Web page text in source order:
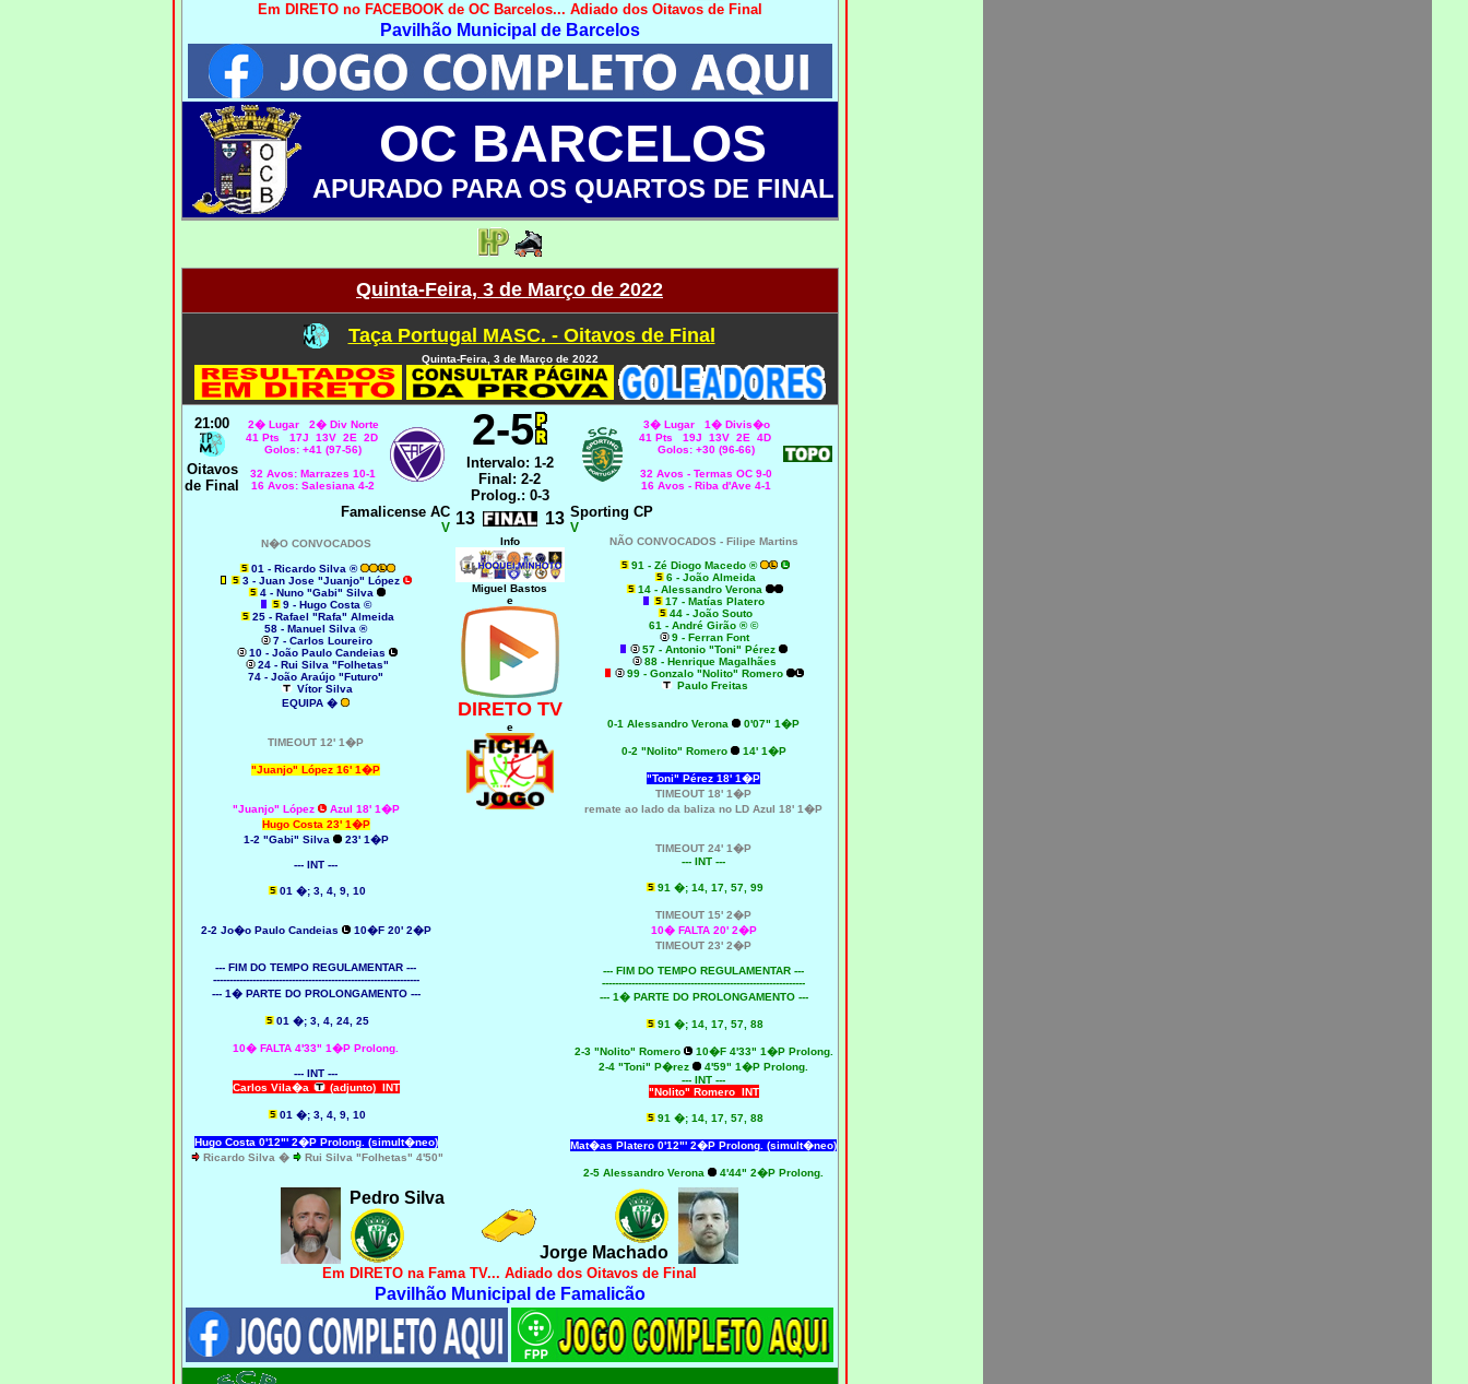
Em DIRETO no FACEBOOK de OC Barcelos... Adiado dos Oitavos de Final
Pavilhão Municipal de Barcelos
OC BARCELOS
APURADO PARA OS QUARTOS DE FINAL
Quinta-Feira, 3 de Março de 2022
Taça Portugal MASC. - Oitavos de Final
Quinta-Feira, 3 de Março de 2022
21:00
Oitavos
de Final
2� Lugar 2� Div Norte
41 Pts 17J 13V 2E 2D
Golos: +41 (97-56)
32 Avos: Marrazes 10-1
16 Avos: Salesiana 4-2
2-5
Intervalo: 1-2
Final: 2-2
Prolog.: 0-3
3� Lugar 1� Divis�o
41 Pts 19J 13V 2E 4D
Golos: +30 (96-66)
32 Avos - Termas OC 9-0
16 Avos - Riba d'Ave 4-1
Famalicense AC
V 13 13 Sporting CP
V
N�O CONVOCADOS
01 - Ricardo Silva ®
3 - Juan Jose "Juanjo" López
4 - Nuno "Gabi" Silva
9 - Hugo Costa ©
25 - Rafael "Rafa" Almeida
58 - Manuel Silva ®
7 - Carlos Loureiro
10 - João Paulo Candeias
24 - Rui Silva "Folhetas"
74 - João Araújo "Futuro"
Vítor Silva
EQUIPA �
TIMEOUT 12' 1�P
"Juanjo" López 16' 1�P
"Juanjo" López
Azul 18' 1�P
Hugo Costa 23' 1�P
1-2 "Gabi" Silva 23' 1�P
--- INT ---
01 �; 3, 4, 9, 10
2-2 Jo�o Paulo Candeias 10�F 20' 2�P
--- FIM DO TEMPO REGULAMENTAR ---
---------------------------------------------------------------
--- 1� PARTE DO PROLONGAMENTO ---
01 �; 3, 4, 24, 25
10� FALTA 4'33" 1�P Prolong.
--- INT ---
Carlos Vila�a
(adjunto) INT
01 �; 3, 4, 9, 10
Hugo Costa 0'12"' 2�P Prolong. (simult�neo)
Ricardo Silva �
Rui Silva "Folhetas" 4'50"
Info
Miguel Bastos
e
DIRETO TV
e
NÃO CONVOCADOS - Filipe Martins
91 - Zé Diogo Macedo ®
6 - João Almeida
14 - Alessandro Verona
17 - Matías Platero
44 - João Souto
61 - André Girão ® ©
9 - Ferran Font
57 - Antonio "Toni" Pérez
88 - Henrique Magalhães
99 - Gonzalo "Nolito" Romero
Paulo Freitas
0-1 Alessandro Verona 0'07" 1�P
0-2 "Nolito" Romero 14' 1�P
"Toni" Pérez 18' 1�P
TIMEOUT 18' 1�P
remate ao lado da baliza no LD Azul 18' 1�P
TIMEOUT 24' 1�P
--- INT ---
91 �; 14, 17, 57, 99
TIMEOUT 15' 2�P
10� FALTA 20' 2�P
TIMEOUT 23' 2�P
--- FIM DO TEMPO REGULAMENTAR ---
--------------------------------------------------------------
--- 1� PARTE DO PROLONGAMENTO ---
91 �; 14, 17, 57, 88
2-3 "Nolito" Romero
10�F 4'33" 1�P Prolong.
2-4 "Toni" P�rez
4'59" 1�P Prolong.
--- INT ---
"Nolito" RomeroINT
91 �; 14, 17, 57, 88
Mat�as Platero 0'12"' 2�P Prolong. (simult�neo)
2-5 Alessandro Verona 4'44" 2�P Prolong.
Pedro Silva
Jorge Machado
Em DIRETO na Fama TV... Adiado dos Oitavos de Final
Pavilhão Municipal de Famalicão